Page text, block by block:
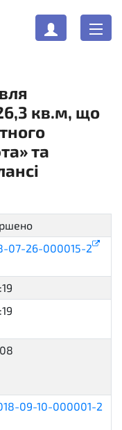
кв.м, що
та
07-26-000015-2
09-10-000001-2